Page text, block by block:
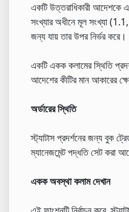
একটি উত্তরাধিকারী আদেশকে
সংখ্যার অধীনে মূল সংখ্যা
জন্য যায় তার উপর নির্ভর করে।
একটি একক কলামের স্থিতি
আদেশের কীটির মান আকারের
অর্ডারের স্থিতি
স্ট্যাটাস প্রদর্শনের জন্য বুক
ম্যানেজমেন্ট পদ্ধতি সেট করা
একক অবস্থা কলাম দেখান